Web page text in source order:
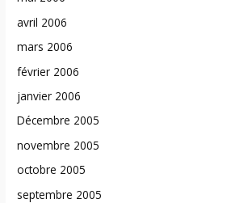
avril 2006
mars 2006
février 2006
janvier 2006
Décembre 2005
novembre 2005
octobre 2005
septembre 2005